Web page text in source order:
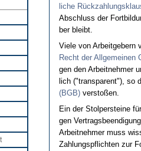
li­che
Ab­schluss der
ber bleibt.
Vie­le von Ar­beit­ge­bern
Recht der All­ge­mei­nen
gen den Ar­beit­neh­mer
lich ("trans­pa­rent"), so
(BGB)ver­s­toßen.
Ein der Stol­per­stei­ne
gen
Ar­beit­neh­mer muss
Zah­lungs­pflich­ten zur